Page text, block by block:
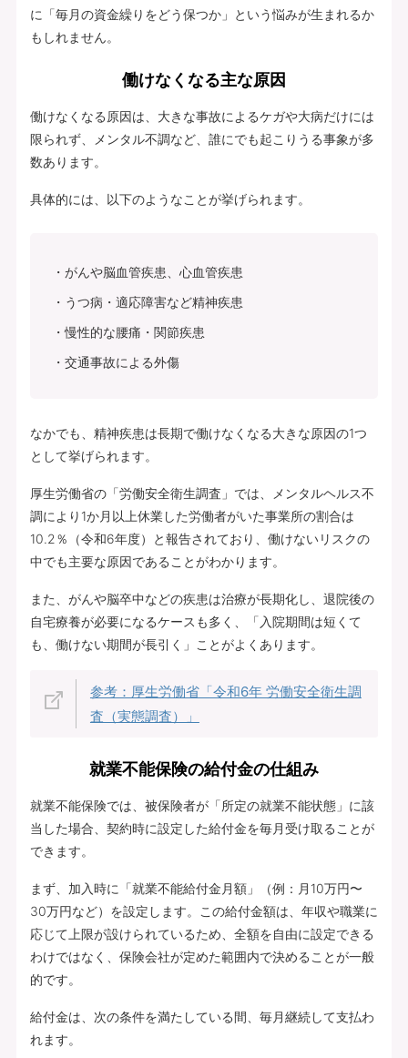
に「毎月の資金繰りをどう保つか」という悩みが生まれるか
もしれません。
働けなくなる主な原因
働けなくなる原因は、大きな事故によるケガや大病だけには
限られず、メンタル不調など、誰にでも起こりうる事象が多
数あります。
具体的には、以下のようなことが挙げられます。
がんや脳血管疾患、心血管疾患
うつ病・適応障害など精神疾患
慢性的な腰痛・関節疾患
交通事故による外傷
なかでも、精神疾患は長期で働けなくなる大きな原因の1つ
として挙げられます。
厚生労働省の「労働安全衛生調査」では、メンタルヘルス不
調により1か月以上休業した労働者がいた事業所の割合は
10.2％（令和6年度）と報告されており、働けないリスクの
中でも主要な原因であることがわかります。
また、がんや脳卒中などの疾患は治療が長期化し、退院後の
自宅療養が必要になるケースも多く、「入院期間は短くて
も、働けない期間が長引く」ことがよくあります。
参考：厚生労働省「令和6年 労働安全衛生調
査（実態調査）」
就業不能保険の給付金の仕組み
就業不能保険では、被保険者が「所定の就業不能状態」に該
当した場合、契約時に設定した給付金を毎月受け取ることが
できます。
まず、加入時に「就業不能給付金月額」（例：月10万円〜
30万円など）を設定します。この給付金額は、年収や職業に
応じて上限が設けられているため、全額を自由に設定できる
わけではなく、保険会社が定めた範囲内で決めることが一般
的です。
給付金は、次の条件を満たしている間、毎月継続して支払わ
れます。